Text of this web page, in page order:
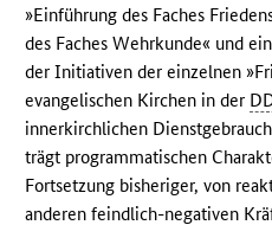
»Einführung des Faches
des Faches Wehrkunde« und
der Initiativen der einzelnen
evangelischen Kirchen in der
innerkirchlichen
trägt programmatischen
Fortsetzung bisheriger, von
anderen feindlich-negativen